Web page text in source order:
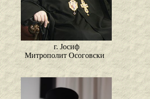
г. Јосиф
Митрополит Осоговски